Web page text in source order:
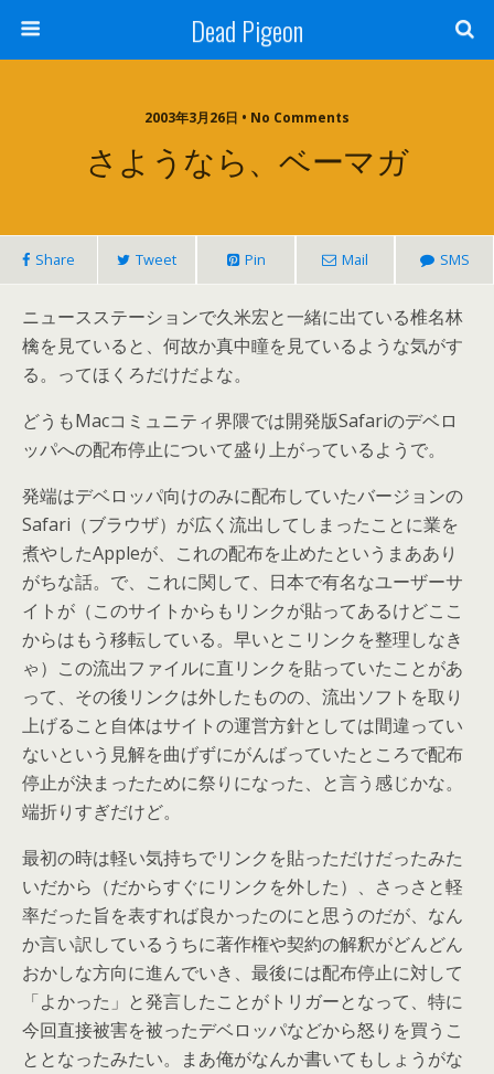
Dead Pigeon
2003年3月26日 • No Comments
さようなら、ベーマガ
Share Tweet Pin Mail SMS
ニュースステーションで久米宏と一緒に出ている椎名林
檎を見ていると、何故か真中瞳を見ているような気がす
る。ってほくろだけだよな。
どうもMacコミュニティ界隈では開発版Safariのデベロ
ッパへの配布停止について盛り上がっているようで。
発端はデベロッパ向けのみに配布していたバージョンの
Safari（ブラウザ）が広く流出してしまったことに業を
煮やしたAppleが、これの配布を止めたというまああり
がちな話。で、これに関して、日本で有名なユーザーサ
イトが（このサイトからもリンクが貼ってあるけどここ
からはもう移転している。早いとこリンクを整理しなき
ゃ）この流出ファイルに直リンクを貼っていたことがあ
って、その後リンクは外したものの、流出ソフトを取り
上げること自体はサイトの運営方針としては間違ってい
ないという見解を曲げずにがんばっていたところで配布
停止が決まったために祭りになった、と言う感じかな。
端折りすぎだけど。
最初の時は軽い気持ちでリンクを貼っただけだったみた
いだから（だからすぐにリンクを外した）、さっさと軽
率だった旨を表すれば良かったのにと思うのだが、なん
か言い訳しているうちに著作権や契約の解釈がどんどん
おかしな方向に進んでいき、最後には配布停止に対して
「よかった」と発言したことがトリガーとなって、特に
今回直接被害を被ったデベロッパなどから怒りを買うこ
ととなったみたい。まあ俺がなんか書いてもしょうがな